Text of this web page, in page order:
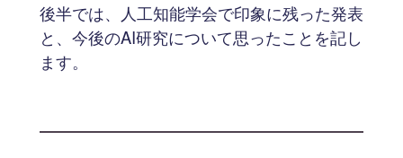
後半では、人工知能学会で印象に残った発表
と、今後のAI研究について思ったことを記し
ます。